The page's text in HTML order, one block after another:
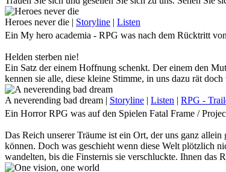
dunklen Seiten dieser Stadt zu schauen … Denn wenn
Tauche mit uns im Anime-Crossover - RPG in die riesige
Heroes never die | Storyline | Listen
Ein My hero academia - RPG was nach dem Rücktritt
Helden sterben nie!
Ein Satz der einem Hoffnung schenkt. Der einem den
kennen sie alle, diese kleine Stimme, in uns dazu rät
nach vorn zu gehen. Diesem einen Idol nachzueifern,
All Might.
Doch was, wenn eben dieser Held fällt?
Schurken, die sich einst unter dem mächtigen Schatten
Der Ruf nach einem Nachfolger, der dem sich
Die Fußstapfen, die der ewig lächelnde Held hinterlässt
noch lange nicht am Ende ihrer finsteren Pläne angelangt
A neverending bad dream | Storyline | Listen | RPG -
Ein Horror RPG was auf den Spielen Fatal Frame /
Das Reich unserer Träume ist ein Ort, der uns ganz
können. Doch was geschieht wenn diese Welt plötzlich
wandelten, bis die Finsternis sie verschluckte. Ihnen das